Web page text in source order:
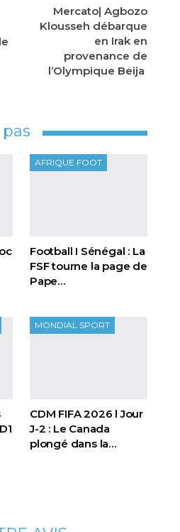
Mercato| Agbozo
Klousseh débarque
en Irak en
provenance de
l’Olympique Beija
AFRIQUE FOOT
Football I Sénégal : La
FSF tourne la page de
Pape…
MONDIAL SPORT
CDM FIFA 2026 l Jour
J-2 : Le Canada
plongé dans la…